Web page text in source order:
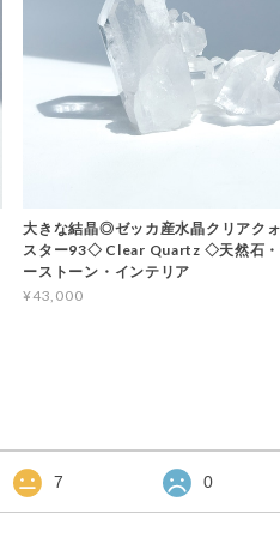
大きな結晶◎ゼッカ産水晶クリアク
スター93◇ Clear Quartz ◇天然石・
ーストーン・インテリア
¥43,000
7 0